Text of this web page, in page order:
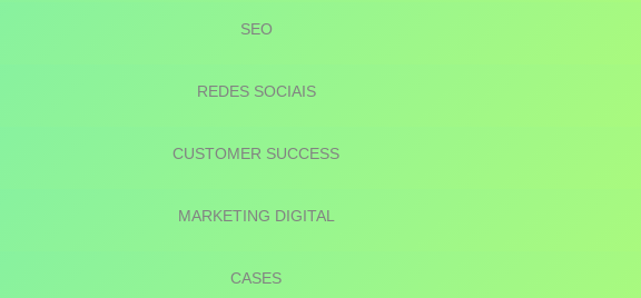
SEO
REDES SOCIAIS
CUSTOMER SUCCESS
MARKETING DIGITAL
CASES